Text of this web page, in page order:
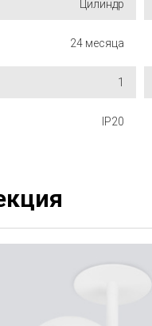
Цилиндр
24 месяца
1
IP20